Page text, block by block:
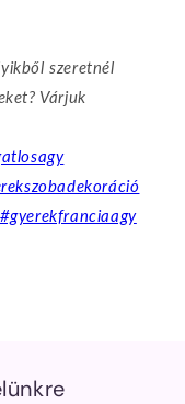
szeretnél
Várjuk
#gyerekfranciaagy